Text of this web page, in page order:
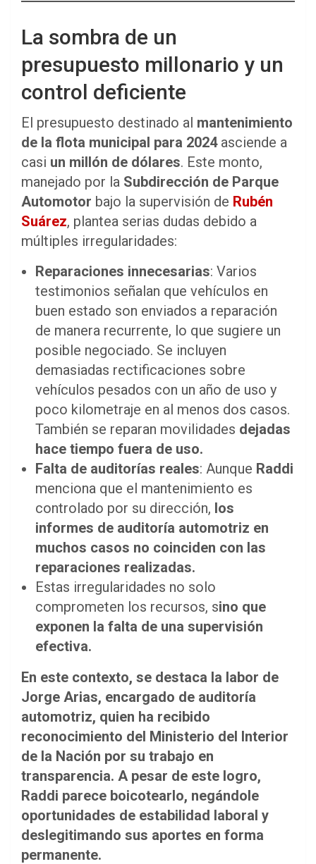
La sombra de un
presupuesto millonario y un
control deficiente
El presupuesto destinado al mantenimiento
de la flota municipal para 2024asciende a
casi un millón de dólares. Este monto,
manejado por la Subdirección de Parque
Automotor bajo la supervisión de Rubén
Suárez, plantea serias dudas debido a
múltiples irregularidades:
Reparaciones innecesarias: Varios
testimonios señalan que vehículos en
buen estado son enviados a reparación
de manera recurrente, lo que sugiere un
posible negociado. Se incluyen
demasiadas rectificaciones sobre
vehículos pesados con un año de uso y
poco kilometraje en al menos dos casos.
También se reparan movilidades dejadas
hace tiempo fuera de uso.
Falta de auditorías reales: Aunque Raddi
menciona que el mantenimiento es
controlado por su dirección, los
informes de auditoría automotriz en
muchos casos no coinciden con las
reparaciones realizadas.
Estas irregularidades no solo
comprometen los recursos, sino que
exponen la falta de una supervisión
efectiva.
En este contexto, se destaca la labor de
Jorge Arias, encargado de auditoría
automotriz, quien ha recibido
reconocimiento del Ministerio del Interior
de la Nación por su trabajo en
transparencia. A pesar de este logro,
Raddi parece boicotearlo, negándole
oportunidades de estabilidad laboral y
deslegitimando sus aportes en forma
permanente.